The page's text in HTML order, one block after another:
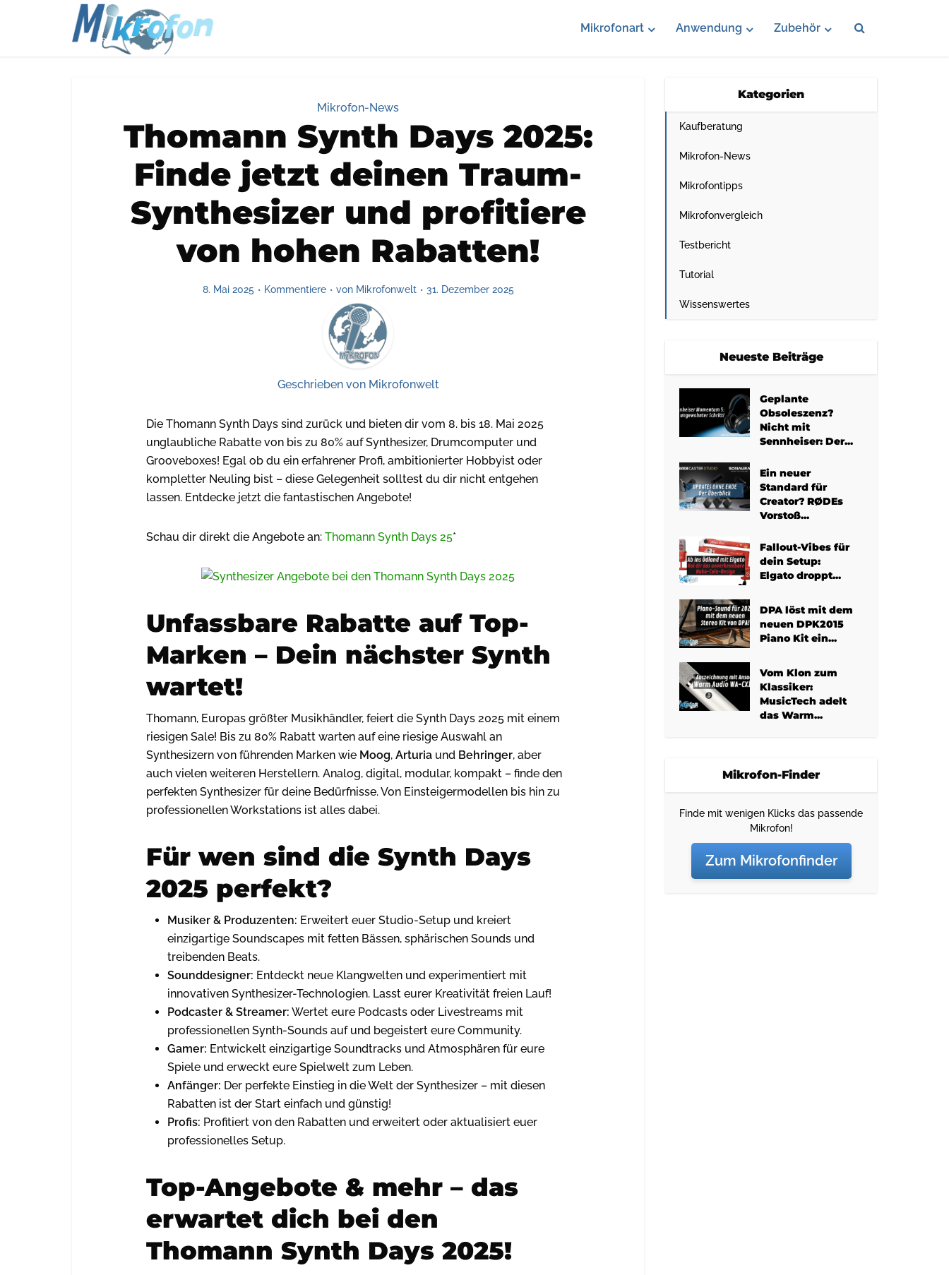
Mikrofonart Anwendung Zubehör
Mikrofon-News
Thomann Synth Days 2025:
Finde jetzt deinen Traum-
Synthesizer und profitiere
von hohen Rabatten!
8. Mai 2025 Kommentiere von Mikrofonwelt 31. Dezember 2025
Geschrieben von Mikrofonwelt
Die Thomann Synth Days sind zurück und bieten dir vom 8. bis 18. Mai 2025
unglaubliche Rabatte von bis zu 80% auf Synthesizer, Drumcomputer und
Grooveboxes! Egal ob du ein erfahrener Profi, ambitionierter Hobbyist oder
kompletter Neuling bist – diese Gelegenheit solltest du dir nicht entgehen
lassen. Entdecke jetzt die fantastischen Angebote!
Schau dir direkt die Angebote an: Thomann Synth Days 25*
Unfassbare Rabatte auf Top-
Marken – Dein nächster Synth
wartet!
Thomann, Europas größter Musikhändler, feiert die Synth Days 2025 mit einem
riesigen Sale! Bis zu 80% Rabatt warten auf eine riesige Auswahl an
Synthesizern von führenden Marken wie Moog, Arturia und Behringer, aber
auch vielen weiteren Herstellern. Analog, digital, modular, kompakt – finde den
perfekten Synthesizer für deine Bedürfnisse. Von Einsteigermodellen bis hin zu
professionellen Workstations ist alles dabei.
Für wen sind die Synth Days
2025 perfekt?
Musiker & Produzenten: Erweitert euer Studio-Setup und kreiert
einzigartige Soundscapes mit fetten Bässen, sphärischen Sounds und
treibenden Beats.
Sounddesigner: Entdeckt neue Klangwelten und experimentiert mit
innovativen Synthesizer-Technologien. Lasst eurer Kreativität freien Lauf!
Podcaster & Streamer: Wertet eure Podcasts oder Livestreams mit
professionellen Synth-Sounds auf und begeistert eure Community.
Gamer: Entwickelt einzigartige Soundtracks und Atmosphären für eure
Spiele und erweckt eure Spielwelt zum Leben.
Anfänger: Der perfekte Einstieg in die Welt der Synthesizer – mit diesen
Rabatten ist der Start einfach und günstig!
Profis: Profitiert von den Rabatten und erweitert oder aktualisiert euer
professionelles Setup.
Top-Angebote & mehr – das
erwartet dich bei den
Thomann Synth Days 2025!
Kategorien
Kaufberatung
Mikrofon-News
Mikrofontipps
Mikrofonvergleich
Testbericht
Tutorial
Wissenswertes
Neueste Beiträge
Geplante
Obsoleszenz?
Nicht mit
Sennheiser: Der...
Ein neuer
Standard für
Creator? RØDEs
Vorstoß...
Fallout-Vibes für
dein Setup:
Elgato droppt...
DPA löst mit dem
neuen DPK2015
Piano Kit ein...
Vom Klon zum
Klassiker:
MusicTech adelt
das Warm...
Mikrofon-Finder
Finde mit wenigen Klicks das passende
Mikrofon!
Zum Mikrofonfinder